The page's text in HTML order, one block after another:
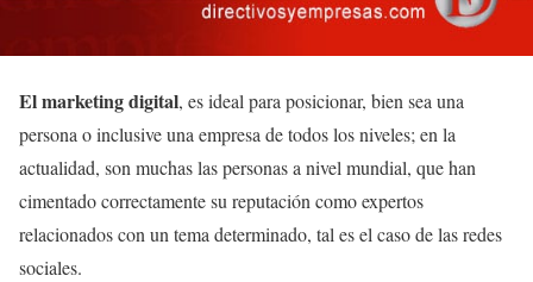
El marketing digital, es ideal para posicionar, bien sea una
persona o inclusive una empresa de todos los niveles; en la
actualidad, son muchas las personas a nivel mundial, que han
cimentado correctamente su reputación como expertos
relacionados con un tema determinado, tal es el caso de las redes
sociales.